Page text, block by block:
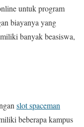
untuk program
biayanya yang
banyak beasiswa,
slot spaceman
beberapa kampus